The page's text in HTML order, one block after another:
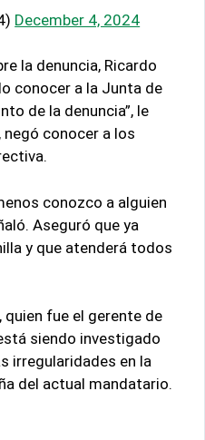
December 4, 2024
la denuncia, Ricardo
conocer a la Junta de
de la denuncia”, le
negó conocer a los
conozco a alguien
Aseguró que ya
y que atenderá todos
quien fue el gerente de
siendo investigado
irregularidades en la
del actual mandatario.